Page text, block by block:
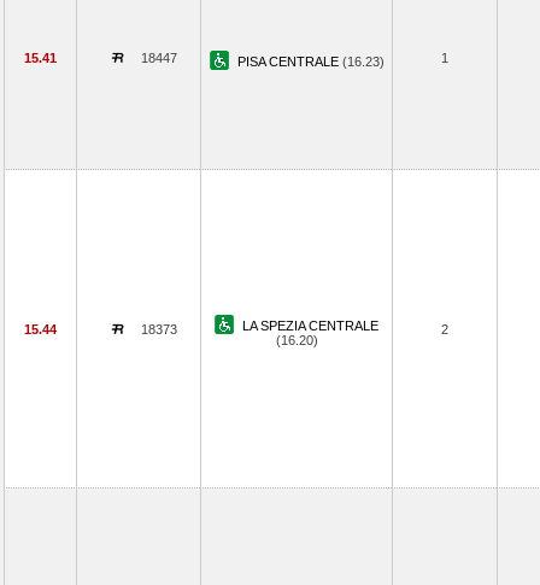
15.41 18447 PISA CENTRALE (16.23) 1
15.44 18373
LA SPEZIA CENTRALE
(16.20)
2